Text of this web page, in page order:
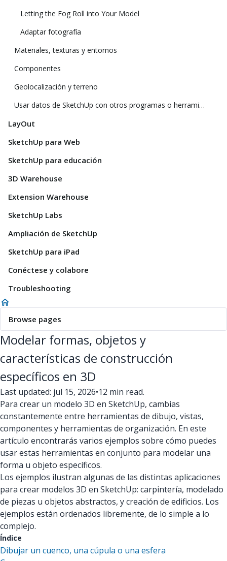
Letting the Fog Roll into Your Model
Adaptar fotografía
Materiales, texturas y entornos
Componentes
Geolocalización y terreno
Usar datos de SketchUp con otros programas o herramientas de modelado
LayOut
SketchUp para Web
SketchUp para educación
3D Warehouse
Extension Warehouse
SketchUp Labs
Ampliación de SketchUp
SketchUp para iPad
Conéctese y colabore
Troubleshooting
Browse pages
Modelar formas, objetos y
características de construcción
específicos en 3D
Last updated: jul 15, 2026•12 min read.
Para crear un modelo 3D en SketchUp, cambias
constantemente entre herramientas de dibujo, vistas,
componentes y herramientas de organización. En este
artículo encontrarás varios ejemplos sobre cómo puedes
usar estas herramientas en conjunto para modelar una
forma u objeto específicos.
Los ejemplos ilustran algunas de las distintas aplicaciones
para crear modelos 3D en SketchUp: carpintería, modelado
de piezas u objetos abstractos, y creación de edificios. Los
ejemplos están ordenados libremente, de lo simple a lo
complejo.
Índice
Dibujar un cuenco, una cúpula o una esfera